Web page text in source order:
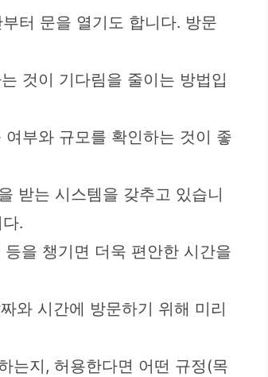
터 문을 열기도 합니다. 방문
것이 기다림을 줄이는 방법입
부와 규모를 확인하는 것이 좋
받는 시스템을 갖추고 있습니
.
을 챙기면 더욱 편안한 시간을
와 시간에 방문하기 위해 미리
는지, 허용한다면 어떤 규정(목